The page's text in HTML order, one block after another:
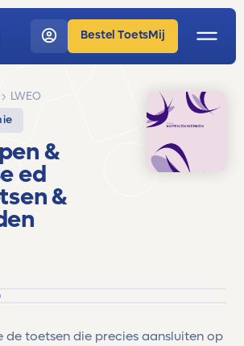
Bestel ToetsMij
LWEO
&
ed
&
de toetsen die precies aansluiten op